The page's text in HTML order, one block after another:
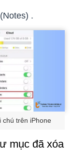
(Notes) .
chú trên iPhone
mục đã xóa